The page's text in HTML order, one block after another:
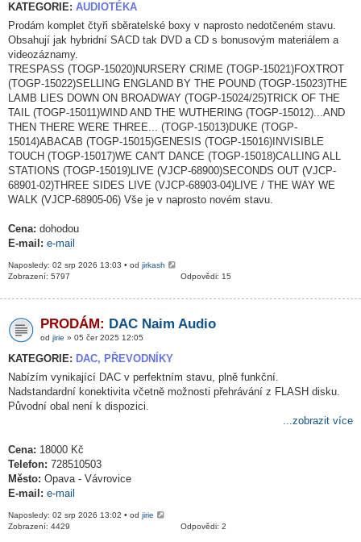
KATEGORIE: AUDIOTÉKA
Prodám komplet čtyři sběratelské boxy v naprosto nedotčeném stavu.
Obsahují jak hybridní SACD tak DVD a CD s bonusovým materiálem a
videozáznamy.
TRESPASS (TOGP-15020)NURSERY CRIME (TOGP-15021)FOXTROT
(TOGP-15022)SELLING ENGLAND BY THE POUND (TOGP-15023)THE
LAMB LIES DOWN ON BROADWAY (TOGP-15024/25)TRICK OF THE
TAIL (TOGP-15011)WIND AND THE WUTHERING (TOGP-15012)...AND
THEN THERE WERE THREE... (TOGP-15013)DUKE (TOGP-
15014)ABACAB (TOGP-15015)GENESIS (TOGP-15016)INVISIBLE
TOUCH (TOGP-15017)WE CAN'T DANCE (TOGP-15018)CALLING ALL
STATIONS (TOGP-15019)LIVE (VJCP-68900)SECONDS OUT (VJCP-
68901-02)THREE SIDES LIVE (VJCP-68903-04)LIVE / THE WAY WE
WALK (VJCP-68905-06) Vše je v naprosto novém stavu.
Cena: dohodou
E-mail: e-mail
Naposledy: 02 srp 2026 13:03 • od jirkash
Odpovědi: 15
Zobrazení: 5797
PRODÁM: DAC Naim Audio
od jirie » 05 čer 2025 12:05
KATEGORIE: DAC, PŘEVODNÍKY
Nabízím vynikající DAC v perfektním stavu, plně funkční.
Nadstandardní konektivita včetně možnosti přehrávání z FLASH disku.
Původní obal není k dispozici.
...zobrazit více
Cena: 18000 Kč
Telefon: 728510503
Město: Opava - Vávrovice
E-mail: e-mail
Naposledy: 02 srp 2026 13:02 • od jirie
Odpovědi: 2
Zobrazení: 4429